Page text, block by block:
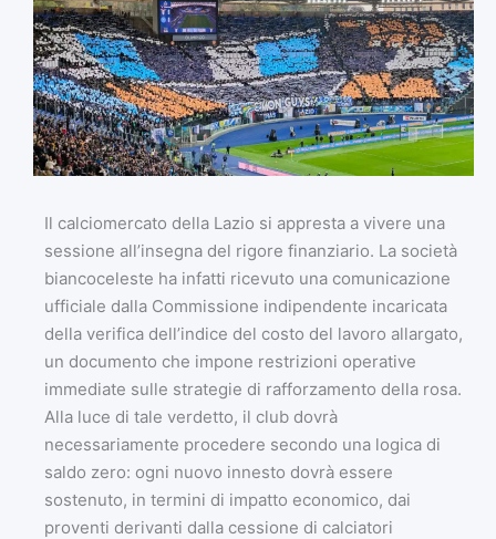
Il calciomercato della Lazio si appresta a vivere una
sessione all’insegna del rigore finanziario. La società
biancoceleste ha infatti ricevuto una comunicazione
ufficiale dalla Commissione indipendente incaricata
della verifica dell’indice del costo del lavoro allargato,
un documento che impone restrizioni operative
immediate sulle strategie di rafforzamento della rosa.
Alla luce di tale verdetto, il club dovrà
necessariamente procedere secondo una logica di
saldo zero: ogni nuovo innesto dovrà essere
sostenuto, in termini di impatto economico, dai
proventi derivanti dalla cessione di calciatori